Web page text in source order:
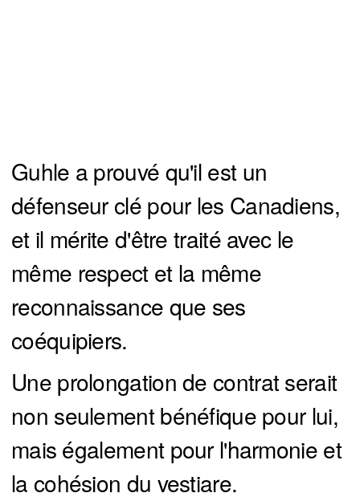
Guhle a prouvé qu'il est un
défenseur clé pour les Canadiens,
et il mérite d'être traité avec le
même respect et la même
reconnaissance que ses
coéquipiers.
Une prolongation de contrat serait
non seulement bénéfique pour lui,
mais également pour l'harmonie et
la cohésion du vestiare.